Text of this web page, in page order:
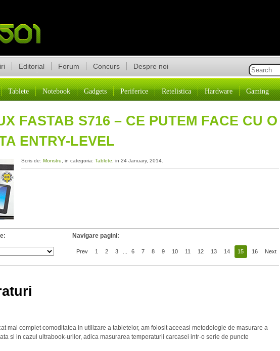
Editorial Forum Concurs Despre noi
Tablete Notebook Gadgets Periferice Retelistica Hardware Gaming
FASTAB S716 – CE PUTEM FACE CU O
ENTRY-LEVEL
Scris de: Monstru , in categoria: Tablete , in 24 January, 2014.
Navigare pagini:
Prev 1 2 3 6 7 8 9 10 11 12 13 14 15 16 Next
mai complet comoditatea in utilizare a tabletelor, am folosit aceeasi metodologie de masurare a
si in cazul ultrabook-urilor, adica masurarea temperaturii carcasei intr-o serie de puncte